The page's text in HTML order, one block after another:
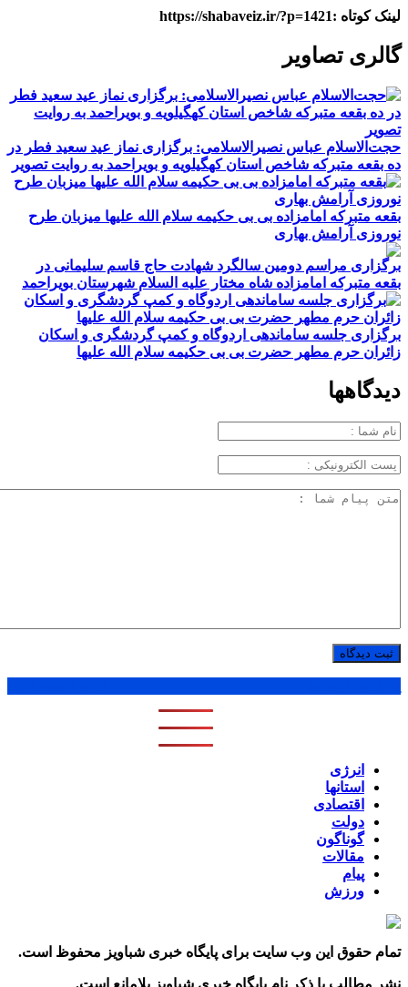
لینک کوتاه :https://shabaveiz.ir/?p=1421
گالری تصاویر
حجت‌الاسلام عباس نصیرالاسلامی: برگزاری نماز عید سعید فطر در
ده بقعه متبرکه شاخص استان کهگیلویه و بویراحمد به روایت تصویر
بقعه متبرکه امامزاده بی بی حکیمه سلام الله علیها میزبان طرح
نوروزی آرامش بهاری
برگزاری مراسم دومین سالگرد شهادت حاج قاسم سلیمانی در
بقعه متبرکه امامزاده شاه مختار علیه السلام شهرستان بویراحمد
برگزاری جلسه ساماندهی اردوگاه و کمپ گردشگری و اسکان
زائران حرم مطهر حضرت بی بی حکیمه سلام الله علیها
دیدگاهها
انرژی
استانها
اقتصادی
دولت
گوناگون
مقالات
پیام
ورزش
تمام حقوق این وب سایت برای پایگاه خبری شباویز محفوظ است.